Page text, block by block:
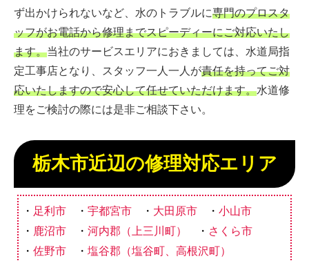
ず出かけられないなど、水のトラブルに専門のプロスタ
ッフがお電話から修理までスピーディーにご対応いたし
ます。当社のサービスエリアにおきましては、水道局指
定工事店となり、スタッフ一人一人が責任を持ってご対
応いたしますので安心して任せていただけます。水道修
理をご検討の際には是非ご相談下さい。
栃木市近辺の修理対応エリア
足利市 宇都宮市 大田原市
小山市
鹿沼市
河内郡（上三川町）
さくら市
佐野市
塩谷郡（塩谷町、高根沢町）